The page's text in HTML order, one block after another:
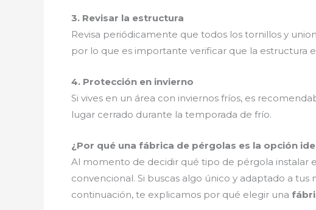
3. Revisar la estructura
Revisa periódicamente que todos los tornillos y
por lo que es importante verificar que la estructura
4. Protección en invierno
Si vives en un área con inviernos fríos, es
lugar cerrado durante la temporada de frío.
¿Por qué una fábrica de pérgolas es la opción
Al momento de decidir qué tipo de pérgola instalar
convencional. Si buscas algo único y adaptado a
continuación, te explicamos por qué elegir una